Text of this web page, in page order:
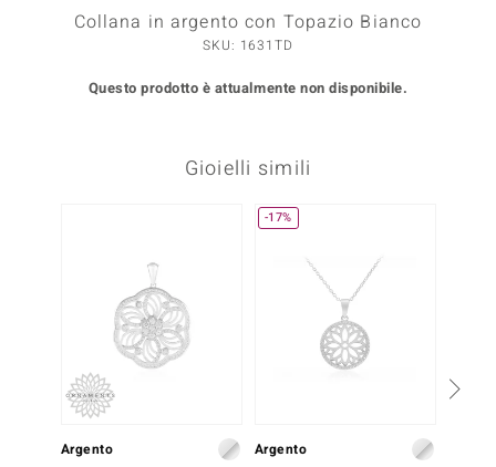
Collection
Collana in argento con Topazio Bianco
SKU: 1631TD
Questo prodotto è attualmente non disponibile.
Gioielli simili
Argento
-17%
Argento